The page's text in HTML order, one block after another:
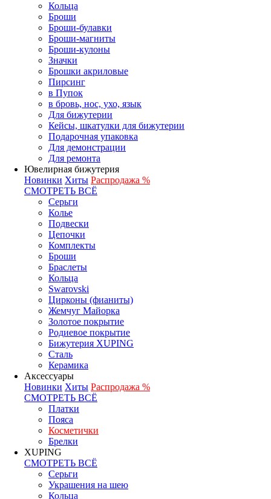
Кольца
Броши
Броши-булавки
Броши-магниты
Броши-кулоны
Значки
Брошки акриловые
Пирсинг
в Пупок
в бровь, нос, ухо, язык
Для бижутерии
Кейсы, шкатулки для бижутерии
Подарочная упаковка
Для демонстрации
Для ремонта
Ювелирная бижутерия
Новинки Хиты Распродажа %
СМОТРЕТЬ ВСЁ
Серьги
Колье
Подвески
Цепочки
Комплекты
Броши
Браслеты
Кольца
Swarovski
Цирконы (фианиты)
Жемчуг Майорка
Золотое покрытие
Родиевое покрытие
Бижутерия XUPING
Сталь
Керамика
Аксессуары
Новинки Хиты Распродажа %
СМОТРЕТЬ ВСЁ
Платки
Пояса
Косметички
Брелки
XUPING
СМОТРЕТЬ ВСЁ
Серьги
Украшения на шею
Кольца